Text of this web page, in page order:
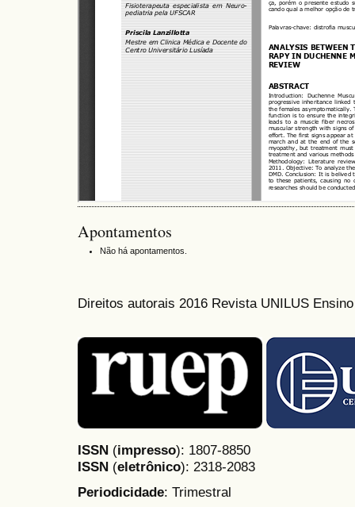
Apontamentos
Não há apontamentos.
Direitos autorais 2016 Revista UNILUS
ISSN (impresso): 1807-8850
ISSN (eletrônico): 2318-2083
Periodicidade: Trimestral